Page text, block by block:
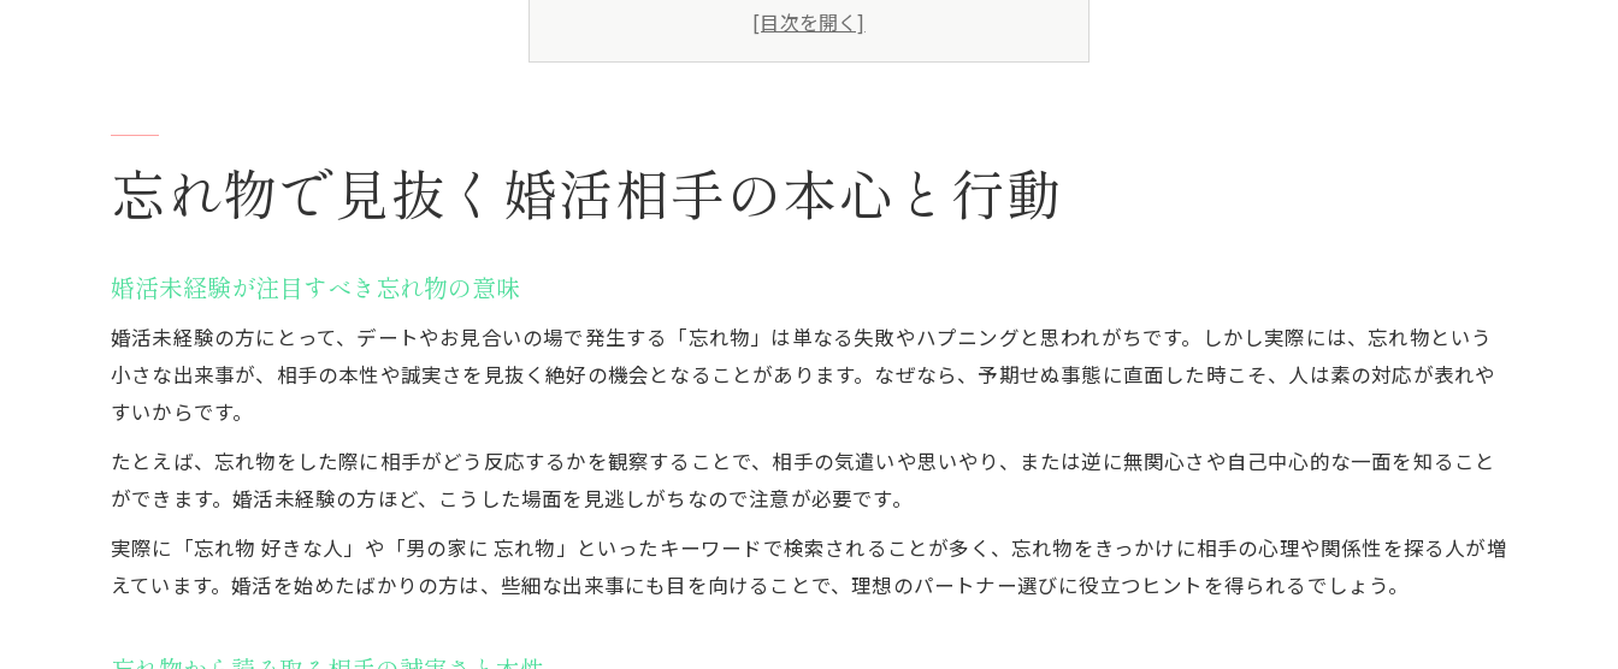
婚活未経験者のための違和感の見抜き方
好きな人の忘れ物対応で本心を推察するコツ
婚活未経験が実践しやすい忘れ物アプローチ
ピアスをわざと忘れる時のポイントと注意点
好きな人への忘れ物活用で関係を深める方法
好きな人の本性は忘れ物で分かる理由
好きな人の本性を見極める忘れ物の工夫
男の家にピアスを忘れた時の本音と反応
婚活未経験者が陥りやすい判断ミスを防ぐ
忘れ物で見抜く婚活相手の本心と行動
婚活未経験が注目すべき忘れ物の意味
婚活未経験の方にとって、デートやお見合いの場で発生する「忘れ物」は単なる失敗やハプニングと思われがちです。しかし実際には、忘れ物という
小さな出来事が、相手の本性や誠実さを見抜く絶好の機会となることがあります。なぜなら、予期せぬ事態に直面した時こそ、人は素の対応が表れや
すいからです。
たとえば、忘れ物をした際に相手がどう反応するかを観察することで、相手の気遣いや思いやり、または逆に無関心さや自己中心的な一面を知ること
ができます。婚活未経験の方ほど、こうした場面を見逃しがちなので注意が必要です。
実際に「忘れ物 好きな人」や「男の家に 忘れ物」といったキーワードで検索されることが多く、忘れ物をきっかけに相手の心理や関係性を探る人が増
えています。婚活を始めたばかりの方は、些細な出来事にも目を向けることで、理想のパートナー選びに役立つヒントを得られるでしょう。